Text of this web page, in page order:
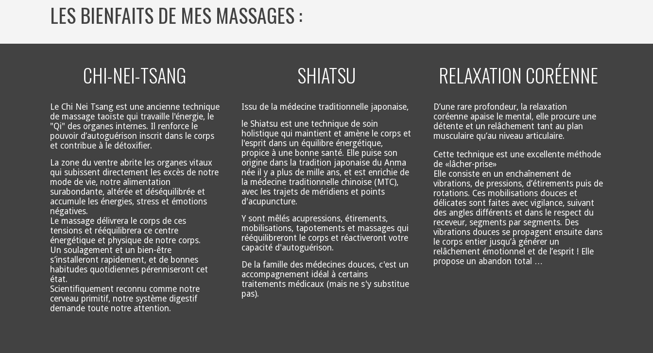
LES BIENFAITS DE MES MASSAGES :
CHI-NEI-TSANG
Le Chi Nei Tsang est une ancienne technique
de massage taoïste qui travaille l'énergie, le
"Qi" des organes internes. Il renforce le
pouvoir d’autoguérison inscrit dans le corps
et contribue à le détoxifier.
La zone du ventre abrite les organes vitaux
qui subissent directement les excès de notre
mode de vie, notre alimentation
surabondante, altérée et déséquilibrée et
accumule les énergies, stress et émotions
négatives.
Le massage délivrera le corps de ces
tensions et rééquilibrera ce centre
énergétique et physique de notre corps.
Un soulagement et un bien-être
s’installeront rapidement, et de bonnes
habitudes quotidiennes pérenniseront cet
état.
Scientifiquement reconnu comme notre
cerveau primitif, notre système digestif
demande toute notre attention.
SHIATSU
Issu de la médecine traditionnelle japonaise,
le Shiatsu est une technique de soin
holistique qui maintient et amène le corps et
l'esprit dans un équilibre énergétique,
propice à une bonne santé. Elle puise son
origine dans la tradition japonaise du Anma
née il y a plus de mille ans, et est enrichie de
la médecine traditionnelle chinoise (MTC),
avec les trajets de méridiens et points
d'acupuncture.
Y sont mêlés acupressions, étirements,
mobilisations, tapotements et massages qui
rééquilibreront le corps et réactiveront votre
capacité d'autoguérison.
De la famille des médecines douces, c'est un
accompagnement idéal à certains
traitements médicaux (mais ne s'y substitue
pas).
RELAXATION CORÉENNE
D’une rare profondeur, la relaxation
coréenne apaise le mental, elle procure une
détente et un relâchement tant au plan
musculaire qu’au niveau articulaire.
Cette technique est une excellente méthode
de «lâcher-prise»
Elle consiste en un enchaînement de
vibrations, de pressions, d’étirements puis de
rotations. Ces mobilisations douces et
délicates sont faites avec vigilance, suivant
des angles différents et dans le respect du
receveur, segments par segments. Des
vibrations douces se propagent ensuite dans
le corps entier jusqu’à générer un
relâchement émotionnel et de l’esprit ! Elle
propose un abandon total …